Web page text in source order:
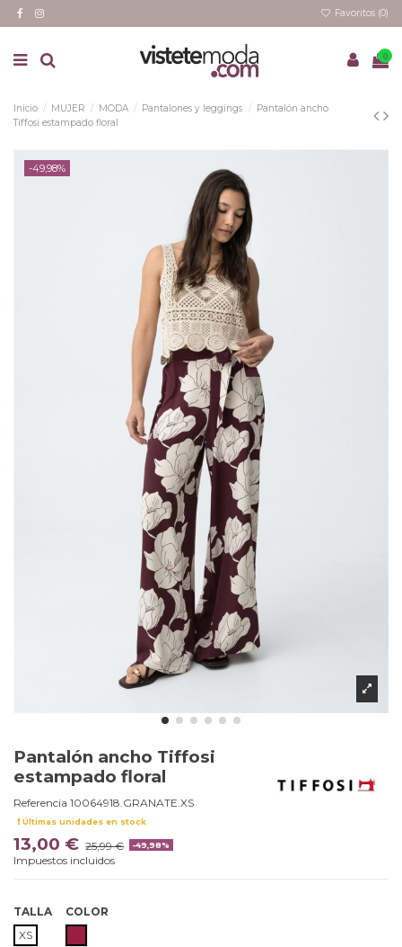
Favoritos (0)
0
Inicio MUJER MODA Pantalones y leggings
Pantalón ancho
Tiffosi estampado floral
-49,98%
Pantalón ancho Tiffosi
estampado floral
Referencia 10064918.GRANATE.XS
Últimas unidades en stock
13,00 € 25,99 € -49,98%
Impuestos incluidos
TALLA
XS
COLOR